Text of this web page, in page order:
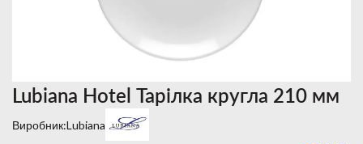
Lubiana Hotel Тарілка кругла 210 мм
Виробник:Lubiana